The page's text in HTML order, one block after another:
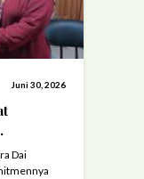
Juni 30, 2026
Dai